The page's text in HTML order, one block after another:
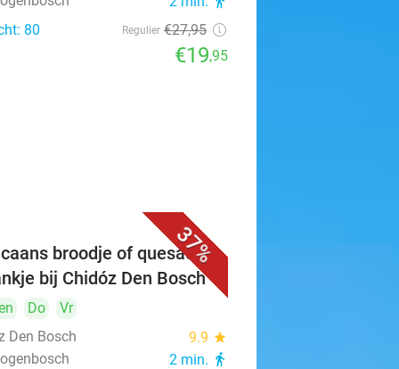
80 Regulier €27,95
€19,95
37%
broodje of quesadilla
bij Chidóz Den Bosch
Do
Vr
Den Bosch
9.9 star
2 min. directions_walk